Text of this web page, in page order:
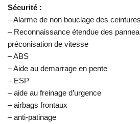
Sécurité :
– Alarme de non bouclage des
– Reconnaissance étendue des
préconisation de vitesse
– ABS
– Aide au demarrage en pente
– ESP
– aide au freinage d’urgence
– airbags frontaux
– anti-patinage